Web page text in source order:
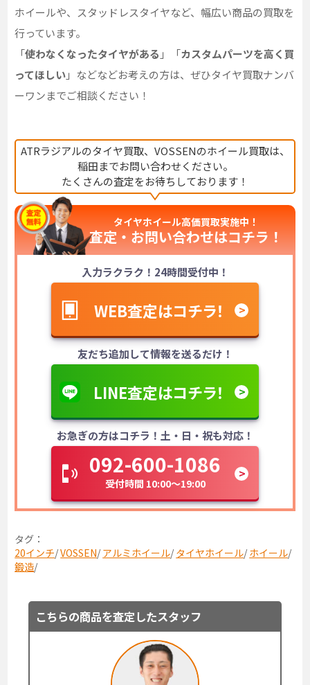
ホイールや、スタッドレスタイヤなど、幅広い商品の買取を
行っています。
「使わなくなったタイヤがある 」「カスタムパーツを高く買
ってほしい」などなどお考えの方は、ぜひタイヤ買取ナンバ
ーワンまでご相談ください！
ATRラジアルのタイヤ買取、VOSSENのホイール買取は、
稲田までお問い合わせください。
たくさんの査定をお待ちしております！
タイヤホイール高価買取実施中！
査定・お問い合わせはコチラ！
入力ラクラク！24時間受付中！
WEB査定はコチラ！
友だち追加して情報を送るだけ！
LINE査定はコチラ！
お急ぎの方はコチラ！土・日・祝も対応！
092-600-1086
受付時間 10:00～19:00
タグ：
20インチ/VOSSEN/ アルミホイール/ タイヤホイール/ ホイール/
鍛造/
こちらの商品を査定したスタッフ